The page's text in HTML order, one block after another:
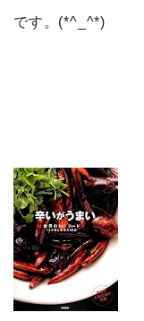
です。(*^_^*)